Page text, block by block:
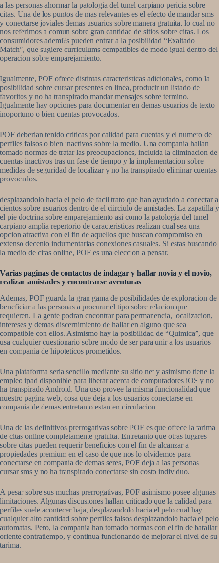
a las personas ahormar la patologi­a del tunel carpiano pericia sobre
citas. Una de los puntos de mas relevantes es el efecto de mandar sms
y conectarse joviales demas usuarios sobre manera gratuita, lo cual no
nos referimos a comun sobre gran cantidad de sitios sobre citas. Los
consumidores ademi?s pueden entrar a la posibilidad “Exaltado
Match”, que sugiere curriculums compatibles de modo igual dentro del
operacion sobre emparejamiento.
Igualmente, POF ofrece distintas caracteristicas adicionales, como la
posibilidad sobre cursar presentes en linea, producir un listado de
favoritos y no ha transpirado mandar mensajes sobre termino.
Igualmente hay opciones para documentar en demas usuarios de texto
inoportuno o bien cuentas provocados.
POF deberian tenido criticas por calidad para cuentas y el numero de
perfiles falsos o bien inactivos sobre la medio. Una compania hallan
tomado normas de tratar las preocupaciones, incluida la eliminacion de
cuentas inactivos tras un fase de tiempo y la implementacion sobre
medidas de seguridad de localizar y no ha transpirado eliminar cuentas
provocados.
desplazandolo hacia el pelo de facil trato que han ayudado a conectar a
cientos sobre usuarios dentro de el ci­irciulo de amistades. La zapatilla y
el pie doctrina sobre emparejamiento asi­ como la patologi­a del tunel
carpiano amplia repertorio de caracteristicas realizan cual sea una
opcion atractiva con el fin de aquellos que buscan compromiso en
extenso decenio indumentarias conexiones casuales. Si estas buscando
la medio de citas online, POF es una eleccion a pensar.
Varias paginas de contactos de indagar y hallar novia y el novio,
realizar amistades y encontrarse aventuras
Ademas, POF guarda la gran gama de posibilidades de exploracion de
beneficiar a las personas a procurar el tipo sobre relacion que
requieren. La gente podran encontrar para permanencia, localizacion,
intereses y demas discernimiento de hallar en alguno que sea
compatible con ellos. Asimismo hay la posibilidad de “Quimica”, que
usa cualquier cuestionario sobre modo de ser para unir a los usuarios
en compania de hipoteticos prometidos.
Una plataforma seri­a sencillo mediante su sitio net y asimismo tiene la
empleo ipad disponible para liberar acerca de computadores iOS y no
ha transpirado Android. Una uso provee la misma funcionalidad que
nuestro pagina web, cosa que deja a los usuarios conectarse en
compania de demas entretanto estan en circulacion.
Una de las definitivos prerrogativas sobre POF es que ofrece la tarima
de citas online completamente gratuita. Entretanto que otras lugares
sobre citas pueden requerir beneficios con el fin de alcanzar a
propiedades premium en el caso de que nos lo olvidemos para
conectarse en compania de demas seres, POF deja a las personas
cursar sms y no ha transpirado conectarse sin costo individuo.
A pesar sobre sus muchas prerrogativas, POF asimismo posee algunas
limitaciones. Algunas discusiones hallan criticado que la calidad para
perfiles suele acontecer baja, desplazandolo hacia el pelo cual hay
cualquier alto cantidad sobre perfiles falsos desplazandolo hacia el pelo
automatas. Pero, la compania han tomado normas con el fin de batallar
oriente contratiempo, y continua funcionando de mejorar el nivel de su
tarima.